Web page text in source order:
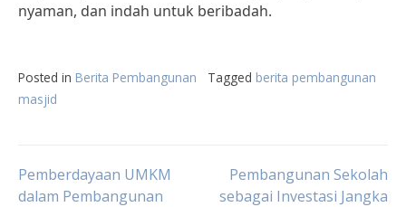
nyaman, dan indah untuk beribadah.
Posted in Berita Pembangunan Tagged berita pembangunan
masjid
Post
Pemberdayaan UMKM
dalam Pembangunan
Pembangunan Sekolah
sebagai Investasi Jangka